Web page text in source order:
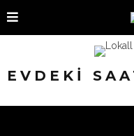
EVDEKI